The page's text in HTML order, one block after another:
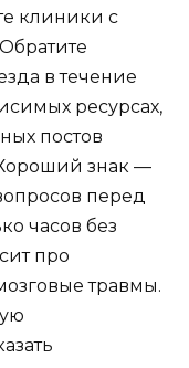
клиники с
в течение
ресурсах,
постов
знак —
перед
часов без
про
травмы.